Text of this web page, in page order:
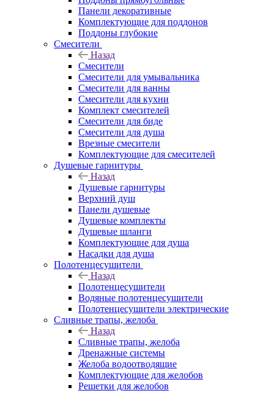
Панели декоративные
Комплектующие для поддонов
Поддоны глубокие
Смесители
Назад
Смесители
Смесители для умывальника
Смесители для ванны
Смесители для кухни
Комплект смесителей
Смесители для биде
Смесители для душа
Врезные смесители
Комплектующие для смесителей
Душевые гарнитуры
Назад
Душевые гарнитуры
Верхний душ
Панели душевые
Душевые комплекты
Душевые шланги
Комплектующие для душа
Насадки для душа
Полотенцесушители
Назад
Полотенцесушители
Водяные полотенцесушители
Полотенцесушители электрические
Сливные трапы, желоба
Назад
Сливные трапы, желоба
Дренажные системы
Желоба водоотводящие
Комплектующие для желобов
Решетки для желобов